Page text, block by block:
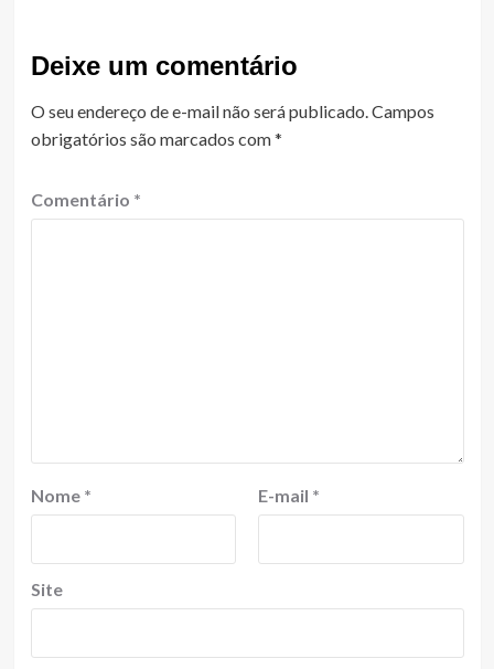
Deixe um comentário
O seu endereço de e-mail não será publicado. Campos
obrigatórios são marcados com*
Comentário *
Nome * E-mail *
Site